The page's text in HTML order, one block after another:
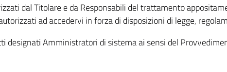
dal Titolare e da Responsabili del trattamento
ad accedervi in forza di disposizioni di legge,
designati Amministratori di sistema ai sensi del